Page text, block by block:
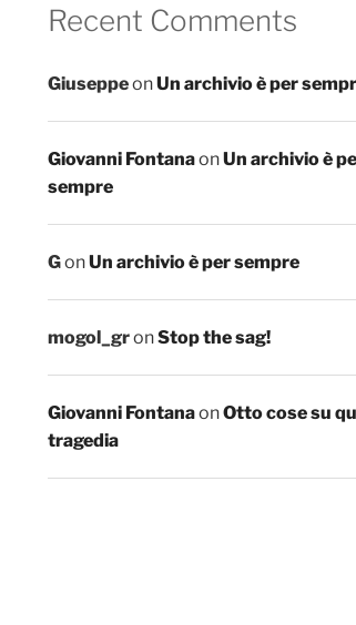
Recent Comments
GiuseppeonUn archivio è per
Giovanni FontanaonUn archivio è
sempre
GonUn archivio è per sempre
mogol_gronStop the sag!
Giovanni FontanaonOtto cose su
tragedia